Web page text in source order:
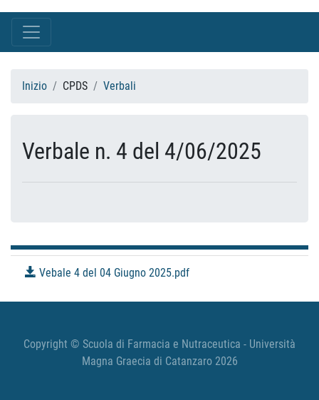
Inizio CPDS Verbali
Verbale n. 4 del 4/06/2025
Vebale 4 del 04 Giugno 2025.pdf
Copyright © Scuola di Farmacia e Nutraceutica - Università
Magna Graecia di Catanzaro 2026